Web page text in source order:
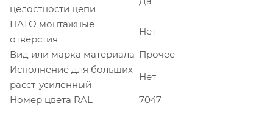
целостности цепи
НАТО монтажные
отверстия
Нет
Вид или марка материала Прочее
Исполнение для больших
расст-усиленный
Нет
Номер цвета RAL
7047